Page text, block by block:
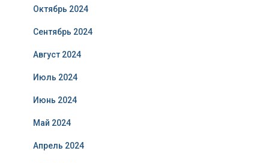
Октябрь 2024
Сентябрь 2024
Август 2024
Июль 2024
Июнь 2024
Май 2024
Апрель 2024